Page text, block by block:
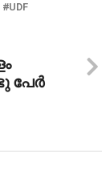
UDF
പേർ